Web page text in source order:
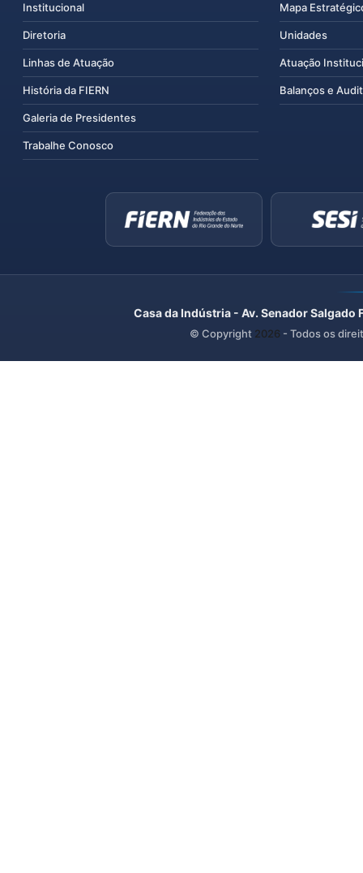
Institucional
Diretoria
Linhas de Atuação
História da FIERN
Galeria de Presidentes
Trabalhe Conosco
Mapa
Unidades
Atuação
Balanços e
Casa da Indústria - Av. Senador
© Copyright 2026 - Todos os